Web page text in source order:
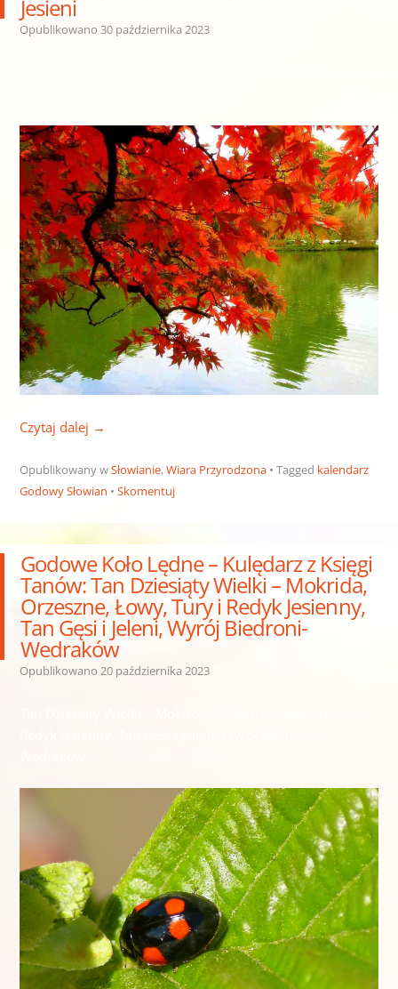
Jesieni
Opublikowano 30 października 2023
Czytaj dalej →
Opublikowany wSłowianie,Wiara Przyrodzona Tagged kalendarz
Godowy Słowian
Skomentuj
Godowe Koło Lędne – Kulędarz z Księgi
Tanów: Tan Dziesiąty Wielki – Mokrida,
Orzeszne, Łowy, Tury i Redyk Jesienny,
Tan Gęsi i Jeleni, Wyrój Biedroni-
Wedraków
Opublikowano 20 października 2023